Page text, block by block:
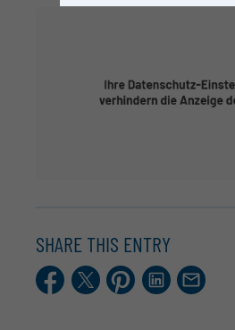
SHARE THIS ENTRY
Facebook
X.comPinterestLinkedIn
E-
Mail